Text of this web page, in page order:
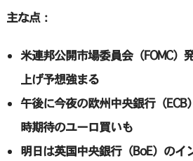
主な点：
米連邦公開市場委員会（FOMC）
上げ予想強まる
午後に今夜の欧州中央銀行（ECB
時期待のユーロ買いも
明日は英国中央銀行（BoE）のイ